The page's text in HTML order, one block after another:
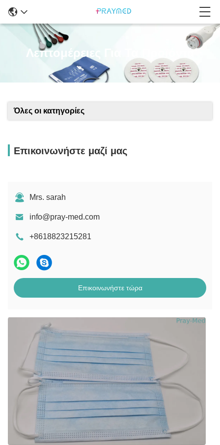
Λεπτομέρειες Για Τα Προϊόντα
Όλες οι κατηγορίες
Επικοινωνήστε μαζί μας
Mrs. sarah
info@pray-med.com
+8618823215281
Επικοινωνήστε τώρα